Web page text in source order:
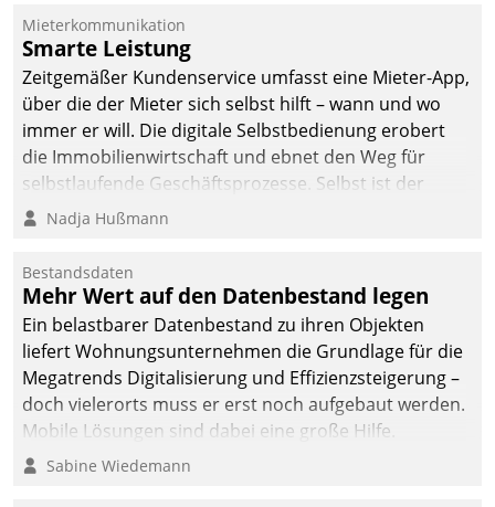
Mieterkommunikation
Smarte Leistung
Zeitgemäßer Kundenservice umfasst eine Mieter-App,
über die der Mieter sich selbst hilft – wann und wo
immer er will. Die digitale Selbstbedienung erobert
die Immobilienwirtschaft und ebnet den Weg für
selbstlaufende Geschäftsprozesse. Selbst ist der
Kunde und smart der Serviceanbieter.
Nadja Hußmann
Bestandsdaten
Mehr Wert auf den Datenbestand legen
Ein belastbarer Datenbestand zu ihren Objekten
liefert Wohnungsunternehmen die Grundlage für die
Megatrends Digitalisierung und Effizienzsteigerung –
doch vielerorts muss er erst noch aufgebaut werden.
Mobile Lösungen sind dabei eine große Hilfe.
Sabine Wiedemann